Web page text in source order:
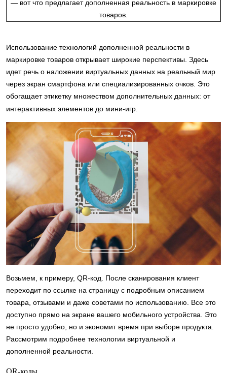
— вот что предлагает дополненная реальность в маркировке
товаров.
Использование технологий дополненной реальности в
маркировке товаров открывает широкие перспективы. Здесь
идет речь о наложении виртуальных данных на реальный мир
через экран смартфона или специализированных очков. Это
обогащает этикетку множеством дополнительных данных: от
интерактивных элементов до мини-игр.
Возьмем, к примеру, QR-код. После сканирования клиент
переходит по ссылке на страницу с подробным описанием
товара, отзывами и даже советами по использованию. Все это
доступно прямо на экране вашего мобильного устройства. Это
не просто удобно, но и экономит время при выборе продукта.
Рассмотрим подробнее технологии виртуальной и
дополненной реальности.
QR-коды